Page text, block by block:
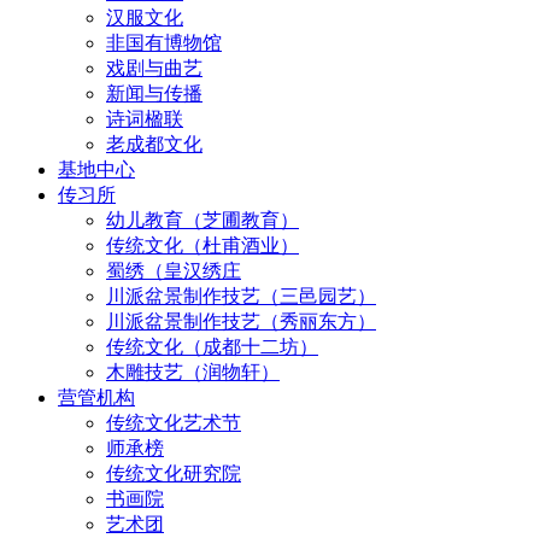
汉服文化
非国有博物馆
戏剧与曲艺
新闻与传播
诗词楹联
老成都文化
基地中心
传习所
幼儿教育（芝圃教育）
传统文化（杜甫酒业）
蜀绣（皇汉绣庄
川派盆景制作技艺（三邑园艺）
川派盆景制作技艺（秀丽东方）
传统文化（成都十二坊）
木雕技艺（润物轩）
营管机构
传统文化艺术节
师承榜
传统文化研究院
书画院
艺术团